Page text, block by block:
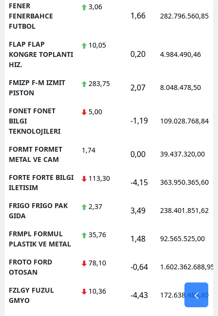
FENER
FENERBAHCE
FUTBOL
3,06
1,66 282.796.560,85
FLAP FLAP
KONGRE TOPLANTI
HIZ.
10,05
0,20 4.984.490,46
FMIZP F-M IZMIT
PISTON
283,75 2,07 8.048.478,50
FONET FONET
BILGI
TEKNOLOJILERI
5,00
-1,19 109.028.768,84
FORMT FORMET
METAL VE CAM
1,74 0,00 39.437.320,00
FORTE FORTE BILGI
ILETISIM
113,30 -4,15 363.950.365,60
FRIGO FRIGO PAK
GIDA
2,37 3,49 238.401.851,62
FRMPL FORMUL
PLASTIK VE METAL
35,76 1,48 92.565.525,00
FROTO FORD
OTOSAN
78,10 -0,64 1.602.362.688,95
FZLGY FUZUL
GMYO
10,36 -4,43 172.638.488,80